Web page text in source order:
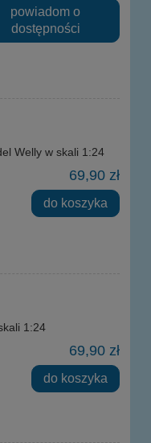
powiadom o
dostępności
Welly w skali 1:24
69,90 zł
do koszyka
1:24
69,90 zł
do koszyka